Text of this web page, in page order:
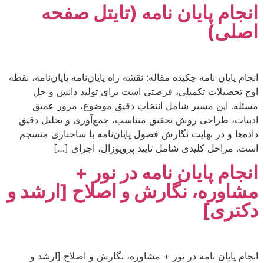
انجام پایان نامه (تایتل صفحه
اصلی)
انجام پایان نامه چکیده مقاله: نقشه راه پایان‌نامه پایان‌نامه، نقطه
اوج تحصیلات تکمیلی، فرصتی است برای تولید دانش و حل
مسئله. این مسیر شامل انتخاب دقیق موضوع، مرور عمیق
ادبیات، طراحی روش تحقیق متناسب، جمع‌آوری و تحلیل دقیق
داده‌ها و در نهایت نگارش فصول پایان‌نامه با ساختاری منسجم
است. مراحل کلیدی شامل تایید پروپوزال، اجرای […]
انجام پایان نامه در نور +
مشاوره، نگارش و اصلاح [ارشد و
دکتری]
انجام پایان نامه در نور + مشاوره، نگارش و اصلاح [ارشد و